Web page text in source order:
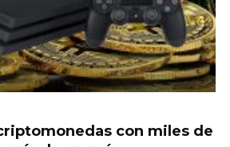
con miles de